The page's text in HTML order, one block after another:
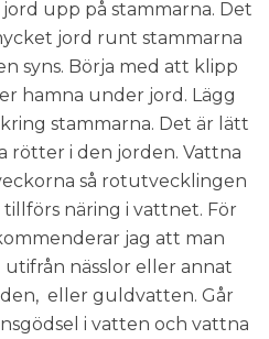
upp på stammarna. Det
jord runt stammarna
syns. Börja med att klipp
hamna under jord. Lägg
stammarna. Det är lätt
rötter i den jorden. Vattna
så rotutvecklingen
näring i vattnet. För
jag att man
nässlor eller annat
eller guldvatten. Går
i vatten och vattna